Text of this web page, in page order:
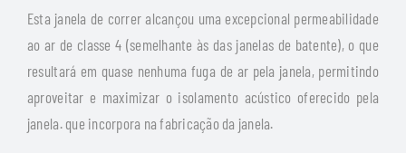
Esta janela de correr alcançou uma excepcional permeabilidade
ao ar de classe 4 (semelhante às das janelas de batente), o que
resultará em quase nenhuma fuga de ar pela janela, permitindo
aproveitar e maximizar o isolamento acústico oferecido pela
janela. que incorpora na fabricação da janela.